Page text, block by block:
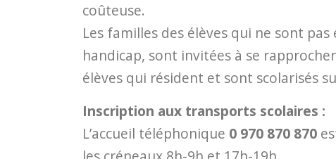
coûteuse.
Les familles des élèves qui ne sont
handicap, sont invitées à se
élèves qui résident et sont scolarisés
Inscription aux transports scolaires :
L’accueil téléphonique 0 970 870 870